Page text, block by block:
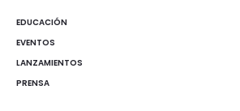
EDUCACIÓN
EVENTOS
LANZAMIENTOS
PRENSA